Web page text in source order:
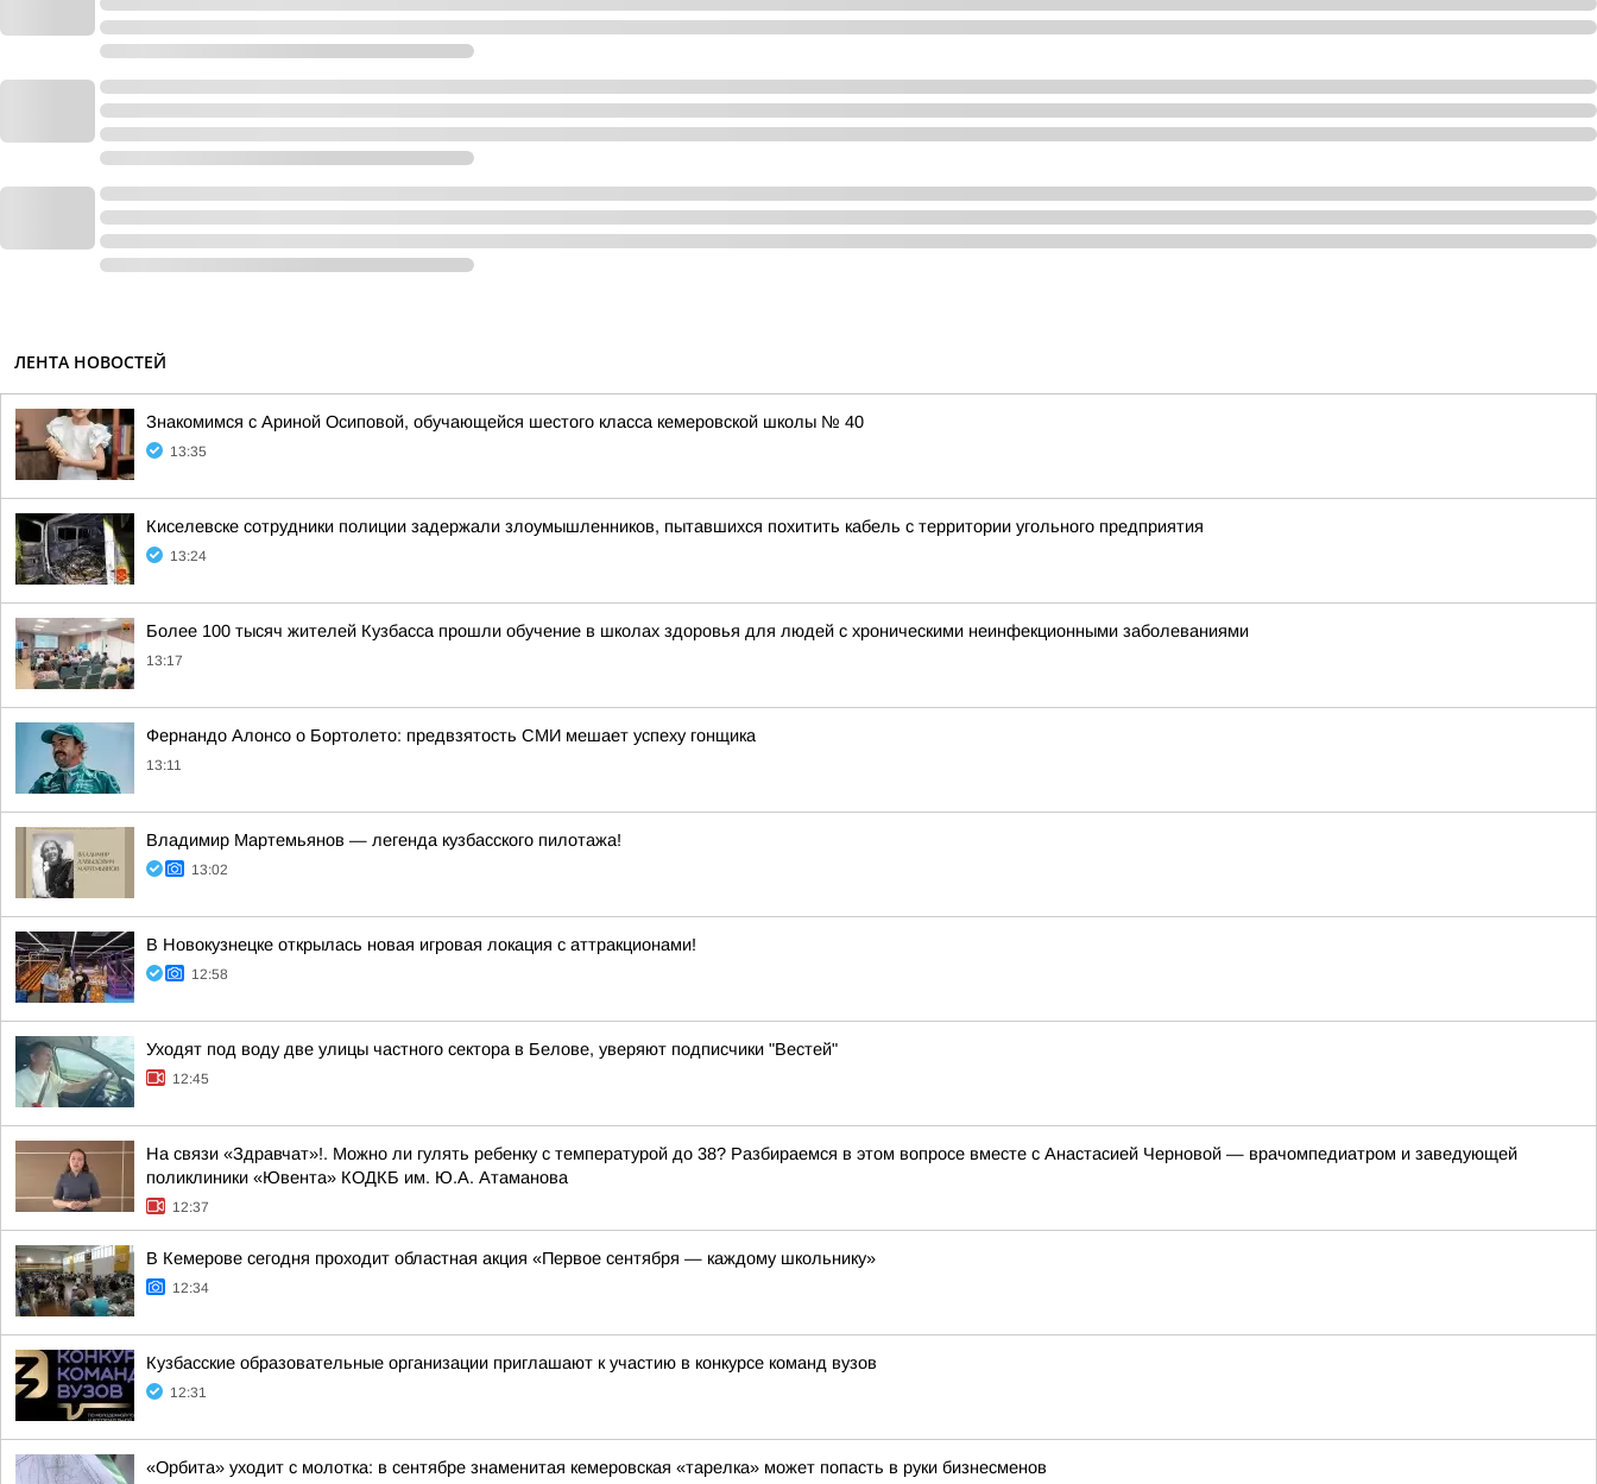
ЛЕНТА НОВОСТЕЙ
Знакомимся с Ариной Осиповой, обучающейся шестого класса кемеровской школы № 40
13:35
Киселевске сотрудники полиции задержали злоумышленников, пытавшихся похитить кабель с территории угольного предприятия
13:24
Более 100 тысяч жителей Кузбасса прошли обучение в школах здоровья для людей с хроническими неинфекционными заболеваниями
13:17
Фернандо Алонсо о Бортолето: предвзятость СМИ мешает успеху гонщика
13:11
Владимир Мартемьянов — легенда кузбасского пилотажа!
13:02
В Новокузнецке открылась новая игровая локация с аттракционами!
12:58
Уходят под воду две улицы частного сектора в Белове, уверяют подписчики "Вестей"
12:45
На связи «Здравчат»!. Можно ли гулять ребенку с температурой до 38? Разбираемся в этом вопросе вместе с Анастасией Черновой — врачомпедиатром и заведующей
поликлиники «Ювента» КОДКБ им. Ю.А. Атаманова
12:37
В Кемерове сегодня проходит областная акция «Первое сентября — каждому школьнику»
12:34
Кузбасские образовательные организации приглашают к участию в конкурсе команд вузов
12:31
«Орбита» уходит с молотка: в сентябре знаменитая кемеровская «тарелка» может попасть в руки бизнесменов